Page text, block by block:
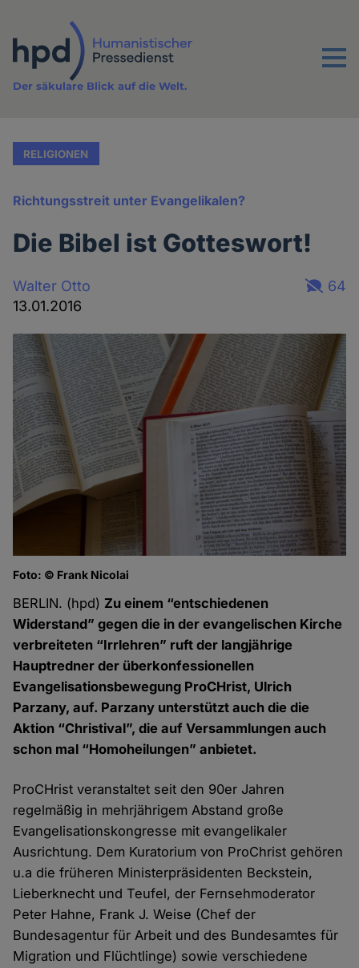
Inhalt
Menu
Der säkulare Blick auf die Welt.
RELIGIONEN
Richtungsstreit unter Evangelikalen?
Die Bibel ist Gotteswort!
Walter Otto
13.01.2016
64
Foto: © Frank Nicolai
BERLIN. (hpd) Zu einem “entschiedenen
Widerstand” gegen die in der evangelischen Kirche
verbreiteten “Irrlehren” ruft der langjährige
Hauptredner der überkonfessionellen
Evangelisationsbewegung ProCHrist, Ulrich
Parzany, auf. Parzany unterstützt auch die die
Aktion “Christival”, die auf Versammlungen auch
schon mal “Homoheilungen” anbietet.
ProCHrist veranstaltet seit den 90er Jahren
regelmäßig in mehrjährigem Abstand große
Evangelisationskongresse mit evangelikaler
Ausrichtung. Dem Kuratorium von ProChrist gehören
u.a die früheren Ministerpräsidenten Beckstein,
Lieberknecht und Teufel, der Fernsehmoderator
Peter Hahne, Frank J. Weise (Chef der
Bundesagentur für Arbeit und des Bundesamtes für
Migration und Flüchtlinge) sowie verschiedene